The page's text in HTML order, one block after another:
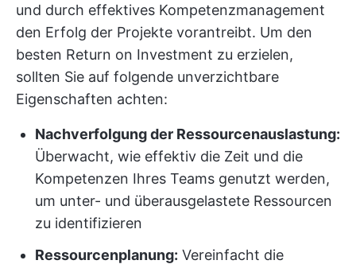
und durch effektives Kompetenzmanagement
den Erfolg der Projekte vorantreibt. Um den
besten Return on Investment zu erzielen,
sollten Sie auf folgende unverzichtbare
Eigenschaften achten:
Nachverfolgung der Ressourcenauslastung:
Überwacht, wie effektiv die Zeit und die
Kompetenzen Ihres Teams genutzt werden,
um unter- und überausgelastete Ressourcen
zu identifizieren
Ressourcenplanung: Vereinfacht die